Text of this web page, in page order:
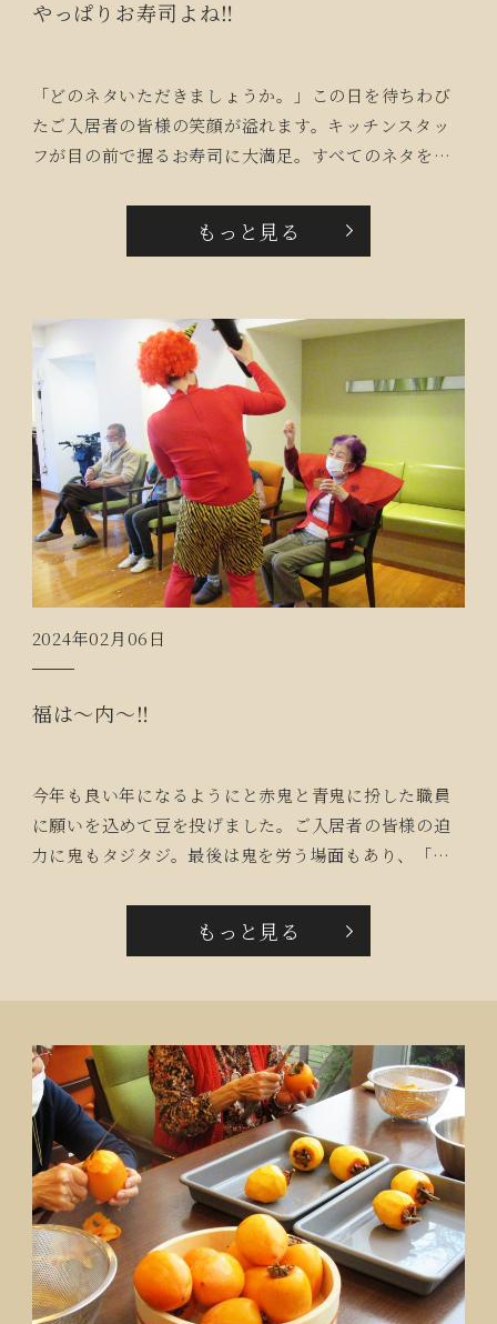
やっぱりお寿司よね‼
「どのネタいただきましょうか。」この日を待ちわび
たご入居者の皆様の笑顔が溢れます。キッチンスタッ
フが目の前で握るお寿司に大満足。すべてのネタを召
もっと見る
2024年02月06日
福は～内～‼
今年も良い年になるようにと赤鬼と青鬼に扮した職員
に願いを込めて豆を投げました。ご入居者の皆様の迫
力に鬼もタジタジ。最後は鬼を労う場面もあり、「鬼
もっと見る